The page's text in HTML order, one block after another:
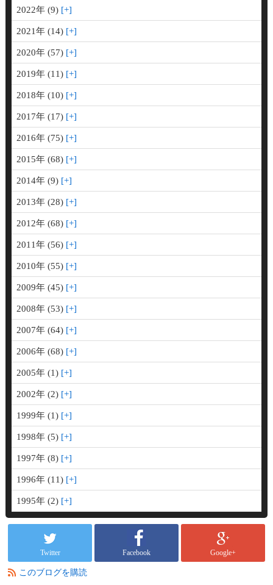
2022年 (9)
2021年 (14)
2020年 (57)
2019年 (11)
2018年 (10)
2017年 (17)
2016年 (75)
2015年 (68)
2014年 (9)
2013年 (28)
2012年 (68)
2011年 (56)
2010年 (55)
2009年 (45)
2008年 (53)
2007年 (64)
2006年 (68)
2005年 (1)
2002年 (2)
1999年 (1)
1998年 (5)
1997年 (8)
1996年 (11)
1995年 (2)
Twitter Facebook Google+
●
このブログを購読